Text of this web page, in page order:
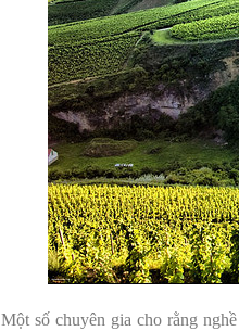
Một số chuyên gia cho rằng